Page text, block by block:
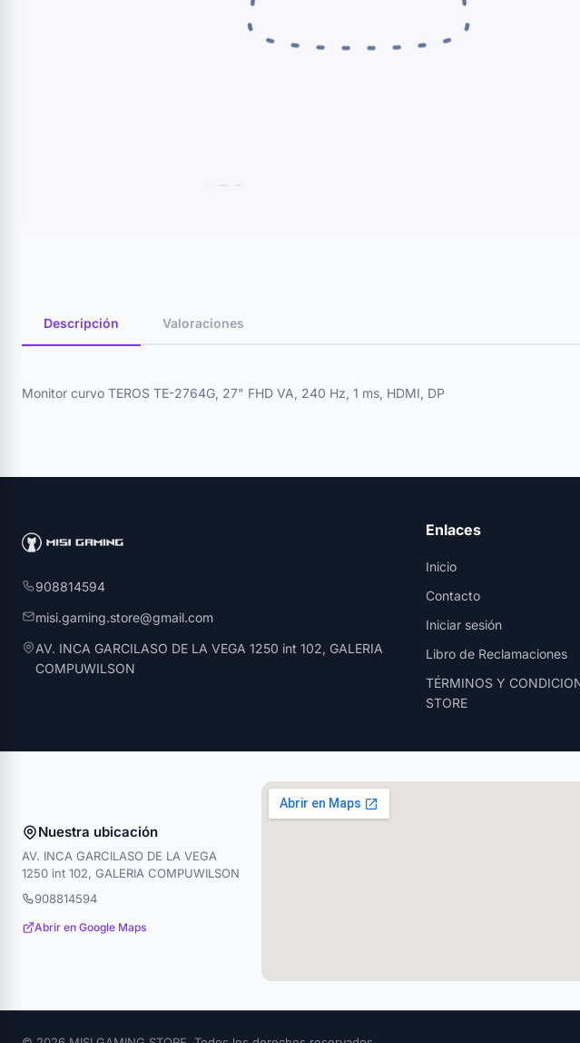
Descripción Valoraciones
Monitor curvo TEROS TE-2764G, 27" FHD VA, 240 Hz, 1 ms, HDMI, DP
908814594
misi.gaming.store@gmail.com
AV. INCA GARCILASO DE LA VEGA 1250 int 102, GALERIA
COMPUWILSON
Enlaces
Inicio
Contacto
Iniciar sesión
Libro de Reclamaciones
TÉRMINOS Y
STORE
Nuestra ubicación
AV. INCA GARCILASO DE LA VEGA
1250 int 102, GALERIA COMPUWILSON
908814594
Abrir en Google Maps